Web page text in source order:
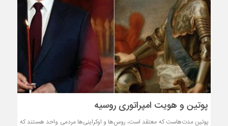
پوتین و هویت امپراتوری روسیه
پوتین مدت‌هاست که معتقد است، روس‌ها و اوکراینی‌ها مردمی واحد هستند که